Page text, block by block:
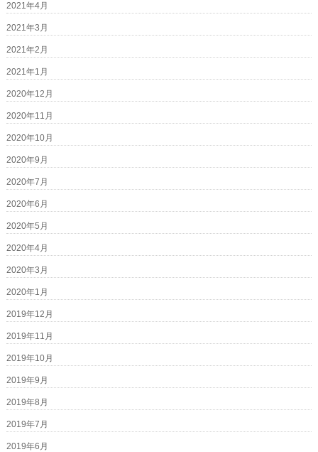
2021年4月
2021年3月
2021年2月
2021年1月
2020年12月
2020年11月
2020年10月
2020年9月
2020年7月
2020年6月
2020年5月
2020年4月
2020年3月
2020年1月
2019年12月
2019年11月
2019年10月
2019年9月
2019年8月
2019年7月
2019年6月